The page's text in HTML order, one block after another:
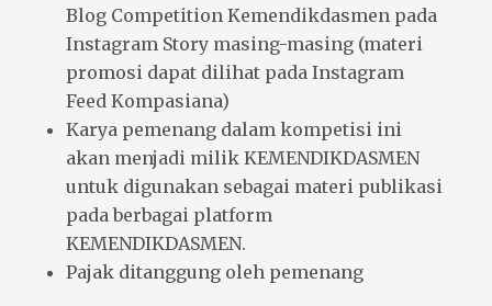
Blog Competition Kemendikdasmen pada
Instagram Story masing-masing (materi
promosi dapat dilihat pada Instagram
Feed Kompasiana)
Karya pemenang dalam kompetisi ini
akan menjadi milik KEMENDIKDASMEN
untuk digunakan sebagai materi publikasi
pada berbagai platform
KEMENDIKDASMEN.
Pajak ditanggung oleh pemenang